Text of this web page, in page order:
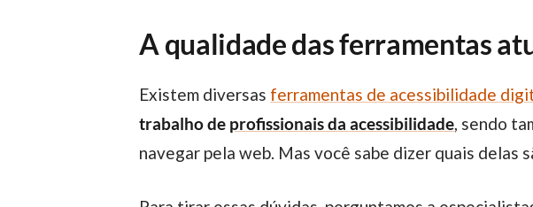
A qualidade das ferramentas
Existem diversas ferramentas de acessibilidade
trabalho de profissionais da acessibilidade , sendo
navegar pela web. Mas você sabe dizer quais delas